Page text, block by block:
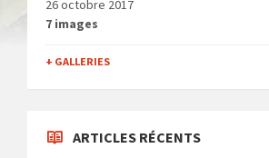
26 octobre 2017
7 images
+ GALLERIES
ARTICLES RÉCENTS